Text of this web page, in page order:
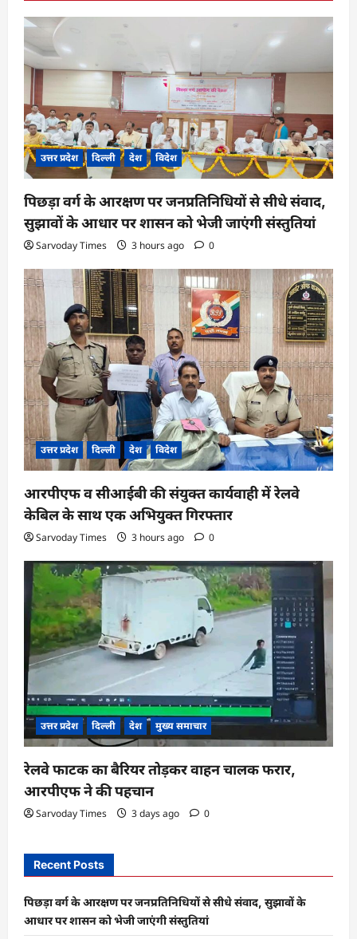
g
a
t
i
o
n उत्तर प्रदेश दिल्ली देश विदेश
पिछड़ा वर्ग के आरक्षण पर जनप्रतिनिधियों से सीधे संवाद,
सुझावों के आधार पर शासन को भेजी जाएंगी संस्तुतियां
Sarvoday Times 3 hours ago 0
उत्तर प्रदेश दिल्ली देश विदेश
आरपीएफ व सीआईबी की संयुक्त कार्यवाही में रेलवे
केबिल के साथ एक अभियुक्त गिरफ्तार
Sarvoday Times 3 hours ago 0
उत्तर प्रदेश दिल्ली देश मुख्य समाचार
रेलवे फाटक का बैरियर तोड़कर वाहन चालक फरार,
आरपीएफ ने की पहचान
Sarvoday Times 3 days ago 0
Recent Posts
पिछड़ा वर्ग के आरक्षण पर जनप्रतिनिधियों से सीधे संवाद, सुझावों के
आधार पर शासन को भेजी जाएंगी संस्तुतियां